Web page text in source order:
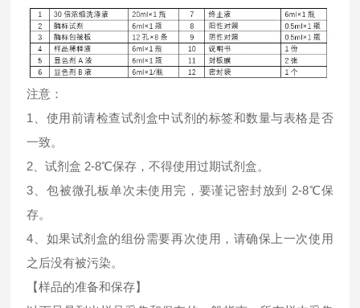
注意：
1、使用前请检查试剂盒中试剂的标签和数量与表格是否
一致。
2、试剂盒 2-8℃保存，不得使用过期试剂盒。
3、包被微孔板单次未使用完，要谨记密封放到 2-8℃保
存。
4、如果试剂盒的组份需要再次使用，请确保上一次使用
之后没有被污染。
【样品的准备和保存】